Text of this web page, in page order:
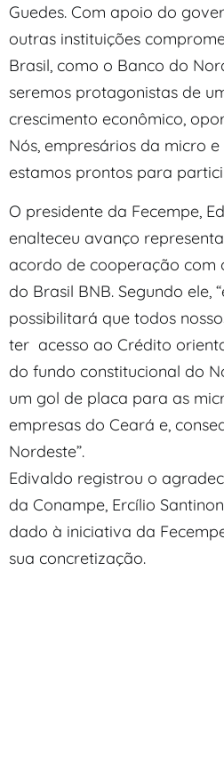
Guedes. Com apoio do
outras instituições
Brasil, como o Banco do
seremos protagonistas de
crescimento econômico,
Nós, empresários da micro
estamos prontos para
O presidente da Fecempe,
enalteceu avanço
acordo de cooperação com
do Brasil BNB. Segundo ele,
possibilitará que todos
ter acesso ao Crédito
do fundo constitucional do
um gol de placa para as
empresas do Ceará e,
Nordeste”.
Edivaldo registrou o
da Conampe, Ercílio
dado à iniciativa da
sua concretização.